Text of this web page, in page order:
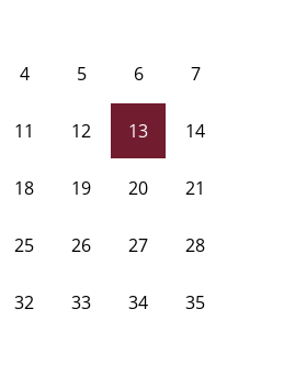
4 5 6 7
11 12 13 14
18 19 20 21
25 26 27 28
32 33 34 35